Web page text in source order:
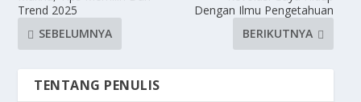
Trend 2025
SEBELUMNYA
Dengan Ilmu Pengetahuan
BERIKUTNYA
TENTANG PENULIS